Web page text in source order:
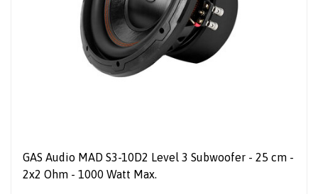
GAS Audio MAD S3-10D2 Level 3 Subwoofer - 25 cm -
2x2 Ohm - 1000 Watt Max.